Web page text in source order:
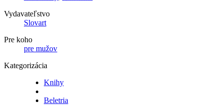
Vydavateľstvo
Slovart
Pre koho
pre mužov
Kategorizácia
Knihy
Beletria